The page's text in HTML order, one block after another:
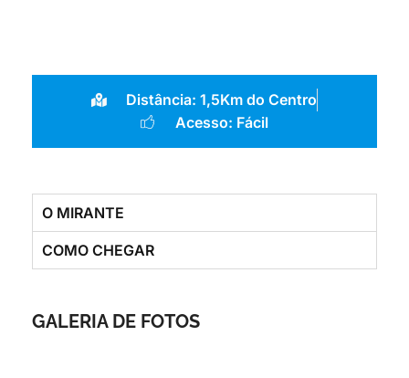
Distância: 1,5Km do Centro
Acesso: Fácil
O MIRANTE
COMO CHEGAR
GALERIA DE FOTOS